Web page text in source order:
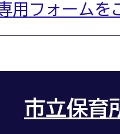
用フォームを
市立保育